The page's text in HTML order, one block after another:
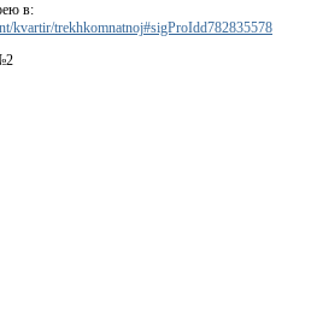
в:
kvartir/trekhkomnatnoj#sigProIdd782835578